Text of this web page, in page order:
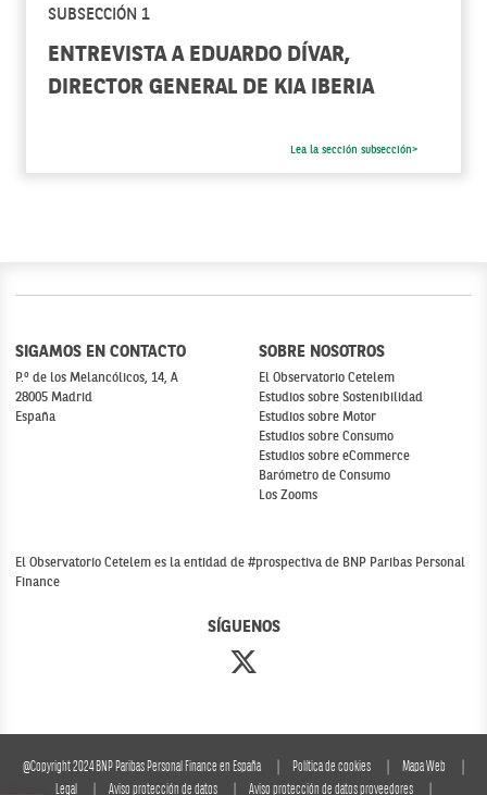
SUBSECCIÓN 1
ENTREVISTA A EDUARDO DÍVAR,
DIRECTOR GENERAL DE KIA IBERIA
Lea la sección subsección>
SIGAMOS EN CONTACTO
P.º de los Melancólicos, 14, A
28005 Madrid
España
SOBRE NOSOTROS
El Observatorio Cetelem
Estudios sobre Sostenibilidad
Estudios sobre Motor
Estudios sobre Consumo
Estudios sobre eCommerce
Barómetro de Consumo
Los Zooms
SÍGUENOS
El Observatorio Cetelem es la entidad de #prospectiva de BNP Paribas Personal
Finance
@Copyright 2024 BNP Paribas Personal Finance en España Política de cookies
Mapa Web
Legal
Aviso protección de datos Aviso protección de datos proveedores